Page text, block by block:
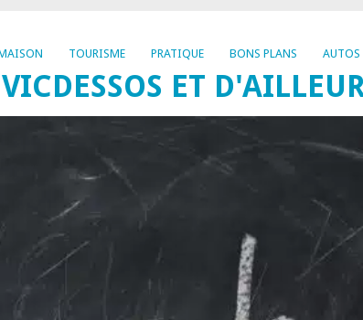
TOURISME PRATIQUE BONS PLANS
ET